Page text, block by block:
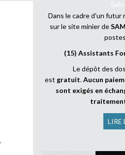
Dans le cadre d’un
sur le site minier de
(15) Assistants
Le dépôt des
est gratuit.Aucun
sont exigés en
LIRE